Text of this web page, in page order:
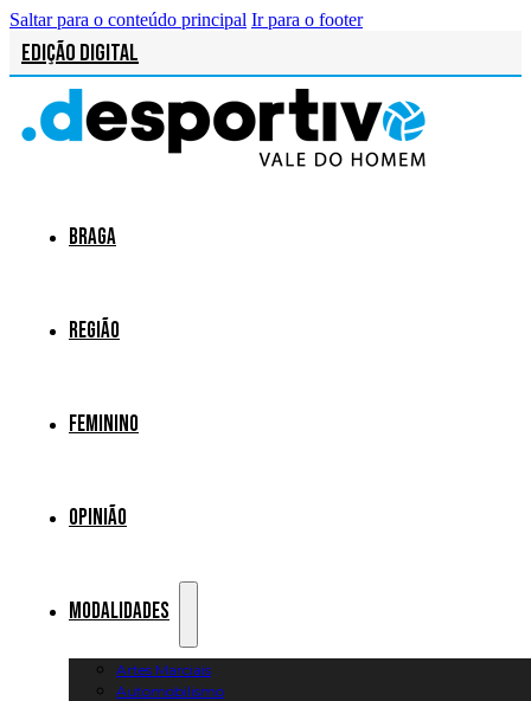
Saltar para o conteúdo principal Ir para o footer
Edição Digital
Braga
Região
Feminino
Opinião
Modalidades
Artes Marciais
Automobilismo